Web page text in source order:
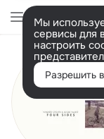
Мы
сервисы для
настроить
Разрешить